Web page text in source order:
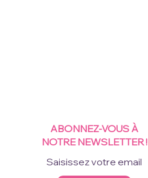
ABONNEZ-VOUS À
NOTRE NEWSLETTER !